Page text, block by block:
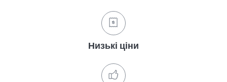
Низькі ціни